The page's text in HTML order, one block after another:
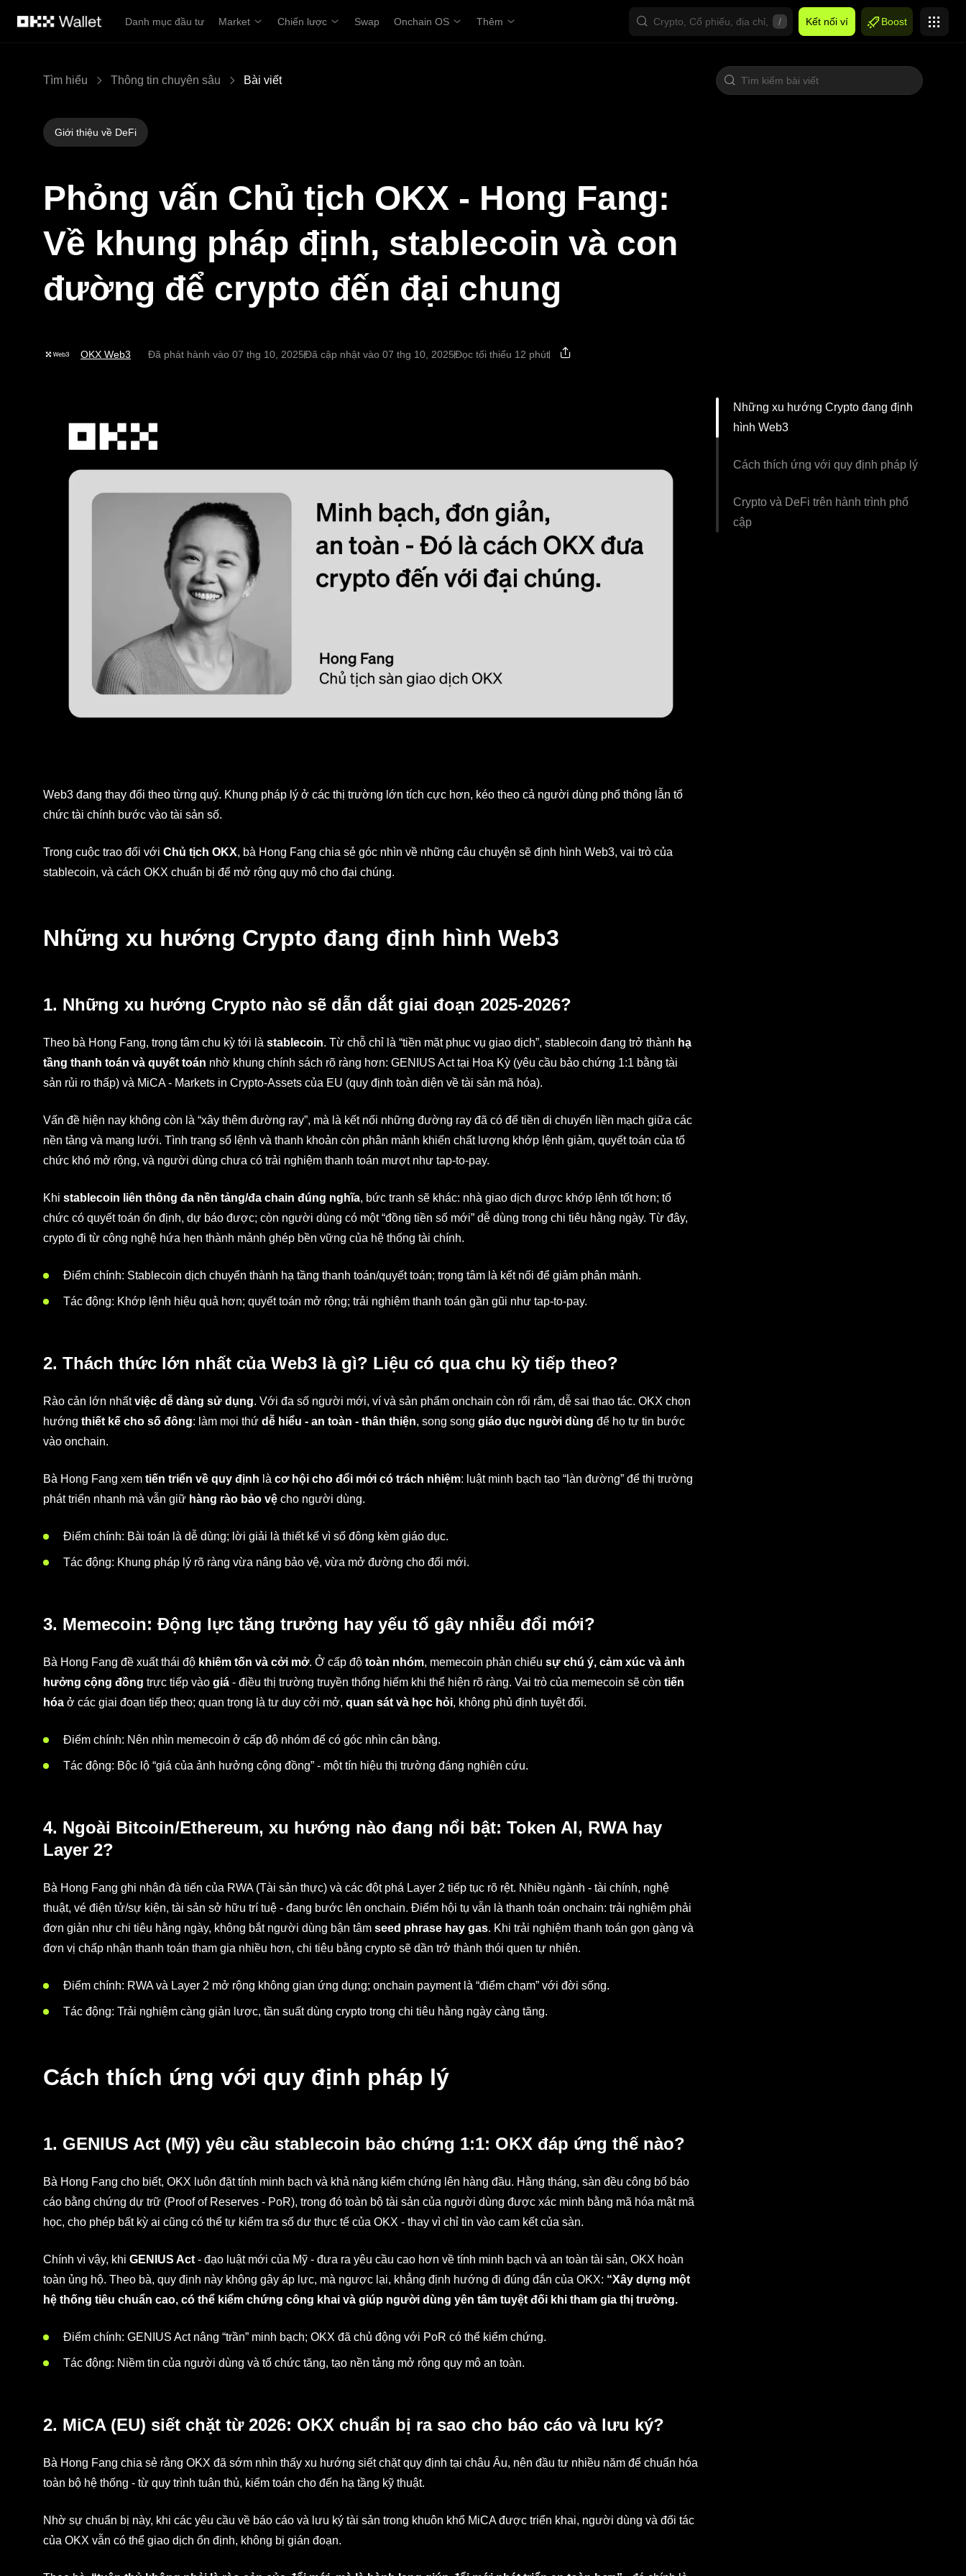
Danh mục đầu tư
Market Chiến lược Swap Onchain OS Thêm / Kết nối ví Boost
Tìm hiểu Thông tin chuyên sâu Bài viết
Giới thiệu về DeFi
Phỏng vấn Chủ tịch OKX - Hong Fang:
Về khung pháp định, stablecoin và con
đường để crypto đến đại chung
OKX Web3 Đã phát hành vào 07 thg 10, 2025Đã cập nhật vào 07 thg 10, 2025Đọc tối thiểu 12 phút
Web3 đang thay đổi theo từng quý. Khung pháp lý ở các thị trường lớn tích cực hơn, kéo theo cả người dùng phổ thông lẫn tổ
chức tài chính bước vào tài sản số.
Trong cuộc trao đổi với Chủ tịch OKX, bà Hong Fang chia sẻ góc nhìn về những câu chuyện sẽ định hình Web3, vai trò của
stablecoin, và cách OKX chuẩn bị để mở rộng quy mô cho đại chúng.
Những xu hướng Crypto đang định hình Web3
1. Những xu hướng Crypto nào sẽ dẫn dắt giai đoạn 2025-2026?
Theo bà Hong Fang, trọng tâm chu kỳ tới là stablecoin. Từ chỗ chỉ là “tiền mặt phục vụ giao dịch”, stablecoin đang trở thành hạ
tầng thanh toán và quyết toán nhờ khung chính sách rõ ràng hơn: GENIUS Act tại Hoa Kỳ (yêu cầu bảo chứng 1:1 bằng tài
sản rủi ro thấp) và MiCA - Markets in Crypto-Assets của EU (quy định toàn diện về tài sản mã hóa).
Vấn đề hiện nay không còn là “xây thêm đường ray”, mà là kết nối những đường ray đã có để tiền di chuyển liền mạch giữa các
nền tảng và mạng lưới. Tình trạng sổ lệnh và thanh khoản còn phân mảnh khiến chất lượng khớp lệnh giảm, quyết toán của tổ
chức khó mở rộng, và người dùng chưa có trải nghiệm thanh toán mượt như tap-to-pay.
Khi stablecoin liên thông đa nền tảng/đa chain đúng nghĩa, bức tranh sẽ khác: nhà giao dịch được khớp lệnh tốt hơn; tổ
chức có quyết toán ổn định, dự báo được; còn người dùng có một “đồng tiền số mới” dễ dùng trong chi tiêu hằng ngày. Từ đây,
crypto đi từ công nghệ hứa hẹn thành mảnh ghép bền vững của hệ thống tài chính.
Điểm chính: Stablecoin dịch chuyển thành hạ tầng thanh toán/quyết toán; trọng tâm là kết nối để giảm phân mảnh.
Tác động: Khớp lệnh hiệu quả hơn; quyết toán mở rộng; trải nghiệm thanh toán gần gũi như tap-to-pay.
2. Thách thức lớn nhất của Web3 là gì? Liệu có qua chu kỳ tiếp theo?
Rào cản lớn nhấtviệc dễ dàng sử dụng. Với đa số người mới, ví và sản phẩm onchain còn rối rắm, dễ sai thao tác. OKX chọn
hướng thiết kế cho số đông: làm mọi thứ dễ hiểu - an toàn - thân thiện, song song giáo dục người dùng để họ tự tin bước
vào onchain.
Bà Hong Fang xem tiến triển về quy định là cơ hội cho đổi mới có trách nhiệm: luật minh bạch tạo “làn đường” để thị trường
phát triển nhanh mà vẫn giữ hàng rào bảo vệ cho người dùng.
Điểm chính: Bài toán là dễ dùng; lời giải là thiết kế vì số đông kèm giáo dục.
Tác động: Khung pháp lý rõ ràng vừa nâng bảo vệ, vừa mở đường cho đổi mới.
3. Memecoin: Động lực tăng trưởng hay yếu tố gây nhiễu đổi mới?
Bà Hong Fang đề xuất thái độ khiêm tốn và cởi mở. Ở cấp độ toàn nhóm, memecoin phản chiếu sự chú ý, cảm xúc và ảnh
hưởng cộng đồng trực tiếp vào giá - điều thị trường truyền thống hiếm khi thể hiện rõ ràng. Vai trò của memecoin sẽ còn tiến
hóa ở các giai đoạn tiếp theo; quan trọng là tư duy cởi mở, quan sát và học hỏi, không phủ định tuyệt đối.
Điểm chính: Nên nhìn memecoin ở cấp độ nhóm để có góc nhìn cân bằng.
Tác động: Bộc lộ “giá của ảnh hưởng cộng đồng” - một tín hiệu thị trường đáng nghiên cứu.
4. Ngoài Bitcoin/Ethereum, xu hướng nào đang nổi bật: Token AI, RWA hay
Layer 2?
Bà Hong Fang ghi nhận đà tiến của RWA (Tài sản thực) và các đột phá Layer 2 tiếp tục rõ rệt. Nhiều ngành - tài chính, nghệ
thuật, vé điện tử/sự kiện, tài sản sở hữu trí tuệ - đang bước lên onchain. Điểm hội tụ vẫn là thanh toán onchain: trải nghiệm phải
đơn giản như chi tiêu hằng ngày, không bắt người dùng bận tâm seed phrase hay gas. Khi trải nghiệm thanh toán gọn gàng và
đơn vị chấp nhận thanh toán tham gia nhiều hơn, chi tiêu bằng crypto sẽ dần trở thành thói quen tự nhiên.
Điểm chính: RWA và Layer 2 mở rộng không gian ứng dụng; onchain payment là “điểm chạm” với đời sống.
Tác động: Trải nghiệm càng giản lược, tần suất dùng crypto trong chi tiêu hằng ngày càng tăng.
Cách thích ứng với quy định pháp lý
1. GENIUS Act (Mỹ) yêu cầu stablecoin bảo chứng 1:1: OKX đáp ứng thế nào?
Bà Hong Fang cho biết, OKX luôn đặt tính minh bạch và khả năng kiểm chứng lên hàng đầu. Hằng tháng, sàn đều công bố báo
cáo bằng chứng dự trữ (Proof of Reserves - PoR), trong đó toàn bộ tài sản của người dùng được xác minh bằng mã hóa mật mã
học, cho phép bất kỳ ai cũng có thể tự kiểm tra số dư thực tế của OKX - thay vì chỉ tin vào cam kết của sàn.
Chính vì vậy, khi GENIUS Act - đạo luật mới của Mỹ - đưa ra yêu cầu cao hơn về tính minh bạch và an toàn tài sản, OKX hoàn
toàn ủng hộ. Theo bà, quy định này không gây áp lực, mà ngược lại, khẳng định hướng đi đúng đắn của OKX: “Xây dựng một
hệ thống tiêu chuẩn cao, có thể kiểm chứng công khai và giúp người dùng yên tâm tuyệt đối khi tham gia thị trường.
Điểm chính: GENIUS Act nâng “trần” minh bạch; OKX đã chủ động với PoR có thể kiểm chứng.
Tác động: Niềm tin của người dùng và tổ chức tăng, tạo nền tảng mở rộng quy mô an toàn.
2. MiCA (EU) siết chặt từ 2026: OKX chuẩn bị ra sao cho báo cáo và lưu ký?
Bà Hong Fang chia sẻ rằng OKX đã sớm nhìn thấy xu hướng siết chặt quy định tại châu Âu, nên đầu tư nhiều năm để chuẩn hóa
toàn bộ hệ thống - từ quy trình tuân thủ, kiểm toán cho đến hạ tầng kỹ thuật.
Nhờ sự chuẩn bị này, khi các yêu cầu về báo cáo và lưu ký tài sản trong khuôn khổ MiCA được triển khai, người dùng và đối tác
của OKX vẫn có thể giao dịch ổn định, không bị gián đoạn.
Những xu hướng Crypto đang định
hình Web3
Cách thích ứng với quy định pháp lý
Crypto và DeFi trên hành trình phổ
cập